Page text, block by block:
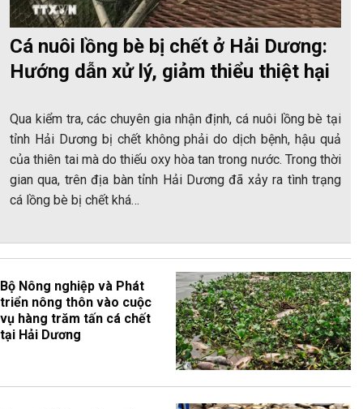
Cá nuôi lồng bè bị chết ở Hải Dương:
Hướng dẫn xử lý, giảm thiểu thiệt hại
Qua kiểm tra, các chuyên gia nhận định, cá nuôi lồng bè tại
tỉnh Hải Dương bị chết không phải do dịch bệnh, hậu quả
của thiên tai mà do thiếu oxy hòa tan trong nước. Trong thời
gian qua, trên địa bàn tỉnh Hải Dương đã xảy ra tình trạng
cá lồng bè bị chết khá…
Bộ Nông nghiệp và Phát
triển nông thôn vào cuộc
vụ hàng trăm tấn cá chết
tại Hải Dương